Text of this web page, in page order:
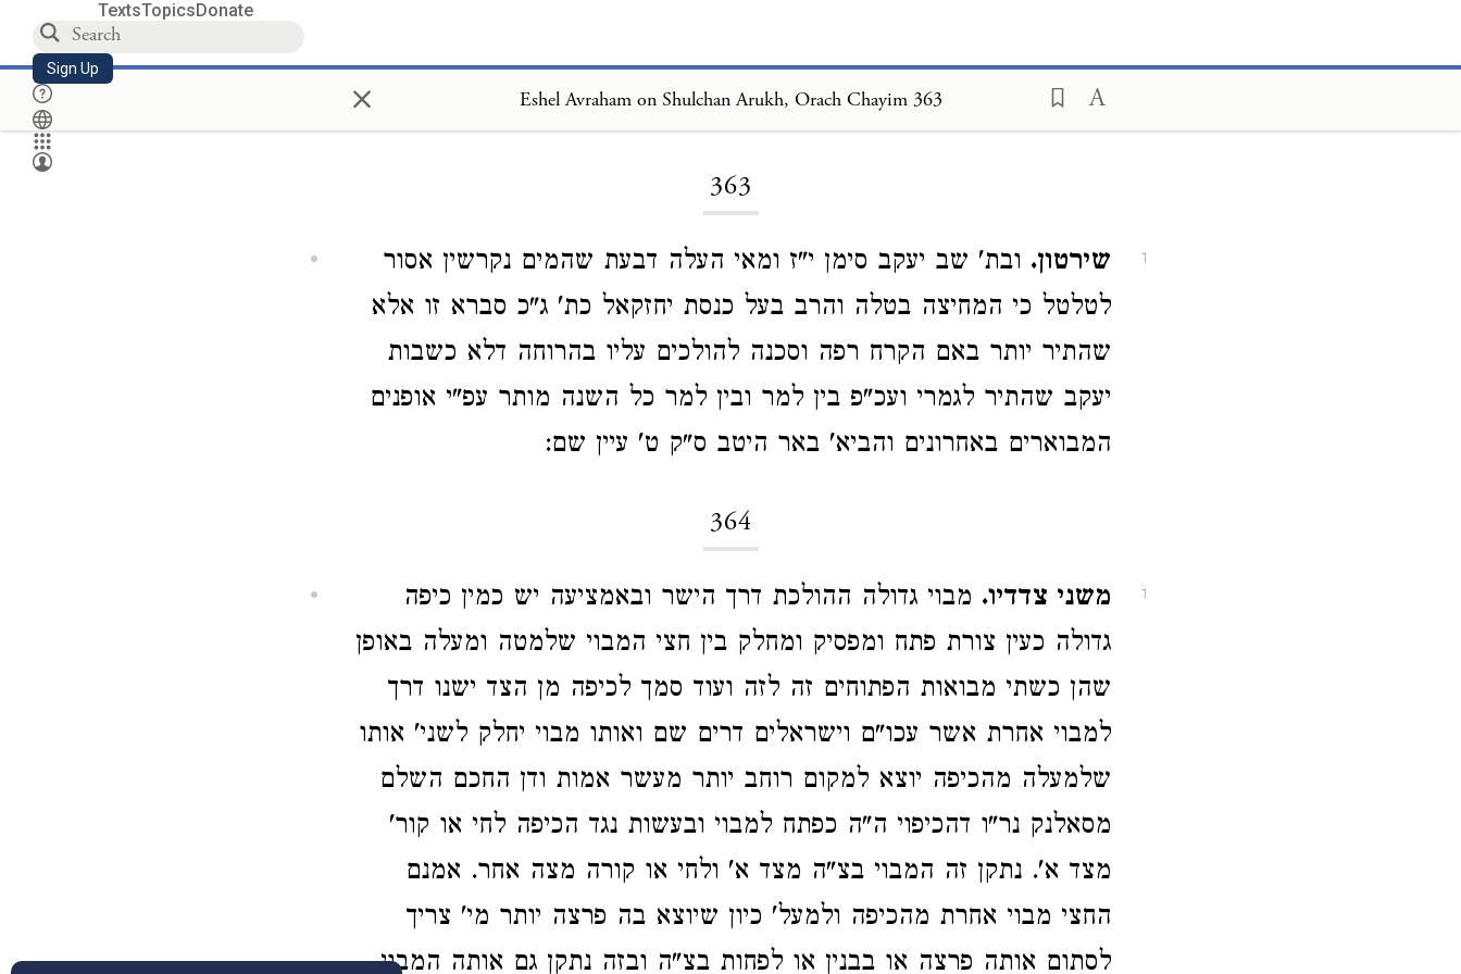
TextsTopicsDonate
Sign Up × Eshel Avraham on Shulchan Arukh, Orach Chayim 363
363
1 שירטון. ובת' שב יעקב סימן י"ז ומאי העלה דבעת שהמים נקרשין אסור
לטלטל כי המחיצה בטלה והרב בעל כנסת יחזקאל כת' ג"כ סברא זו אלא
שהתיר יותר באם הקרח רפה וסכנה להולכים עליו בהרוחה דלא כשבות
יעקב שהתיר לגמרי ועכ"פ בין למר ובין למר כל השנה מותר עפ"י אופנים
המבוארים באחרונים והביא' באר היטב ס"ק ט' עיין שם:
364
1 משני צדדיו. מבוי גדולה ההולכת דרך הישר ובאמציעה יש כמין כיפה
גדולה כעין צורת פתח ומפסיק ומחלק בין חצי המבוי שלמטה ומעלה באופן
שהן כשתי מבואות הפתוחים זה לזה ועוד סמך לכיפה מן הצד ישנו דרך
למבוי אחרת אשר עכו"ם וישראלים דרים שם ואותו מבוי יחלק לשני' אותו
שלמעלה מהכיפה יוצא למקום רוחב יותר מעשר אמות ודן החכם השלם
מסאלנק נר"ו דהכיפוי ה"ה כפתח למבוי ובעשות נגד הכיפה לחי או קור'
מצד א'. נתקן זה המבוי בצ"ה מצד א' ולחי או קורה מצה אחר. אמנם
החצי מבוי אחרת מהכיפה ולמעל' כיון שיוצא בה פרצה יותר מי' צריך
לסתום אותה פרצה או בבנין או לפחות בצ"ה ובזה נתקן גם אותה המבוי